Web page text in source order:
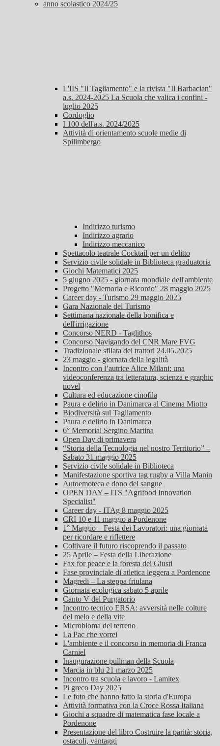
anno scolastico 2024/25
L'IIS "Il Tagliamento" e la rivista "Il Barbacian"
a.s. 2024-2025 La Scuola che valica i confini -
luglio 2025
Cordoglio
I 100 dell'a.s. 2024/2025
Attività di orientamento scuole medie di
Spilimbergo
Indirizzo turismo
Indirizzo agrario
Indirizzo meccanico
Spettacolo teatrale Cocktail per un delitto
Servizio civile solidale in Biblioteca graduatoria
Giochi Matematici 2025
5 giugno 2025 - giornata mondiale dell'ambiente
Progetto "Memoria e Ricordo" 28 maggio 2025
Career day - Turismo 29 maggio 2025
Gara Nazionale del Turismo
Settimana nazionale della bonifica e
dell'irrigazione
Concorso NERD - Taglithos
Concorso Navigando del CNR Mare FVG
Tradizionale sfilata dei trattori 24.05.2025
23 maggio - giornata della legalità
Incontro con l’autrice Alice Milani: una
videoconferenza tra letteratura, scienza e graphic
novel
Cultura ed educazione cinofila
Paura e delirio in Danimarca al Cinema Miotto
Biodiversità sul Tagliamento
Paura e delirio in Danimarca
6° Memorial Sergino Martina
Open Day di primavera
“Storia della Tecnologia nel nostro Territorio” –
Sabato 31 maggio 2025
Servizio civile solidale in Biblioteca
Manifestazione sportiva tag rugby a Villa Manin
Autoemoteca e dono del sangue
OPEN DAY – ITS "Agrifood Innovation
Specialist"
Career day - ITAg 8 maggio 2025
CRI 10 e 11 maggio a Pordenone
1° Maggio – Festa dei Lavoratori: una giornata
per ricordare e riflettere
Coltivare il futuro riscoprendo il passato
25 Aprile – Festa della Liberazione
Fax for peace e la foresta dei Giusti
Fase provinciale di atletica leggera a Pordenone
Magredi – La steppa friulana
Giornata ecologica sabato 5 aprile
Canto V del Purgatorio
Incontro tecnico ERSA: avversità nelle colture
del melo e della vite
Microbioma del terreno
La Pac che vorrei
L'ambiente e il concorso in memoria di Franca
Carniel
Inaugurazione pullman della Scuola
Marcia in blu 21 marzo 2025
Incontro tra scuola e lavoro - Lamitex
Pi greco Day 2025
Le foto che hanno fatto la storia d'Europa
Attività formativa con la Croce Rossa Italiana
Giochi a squadre di matematica fase locale a
Pordenone
Presentazione del libro Costruire la parità: storia,
ostacoli, vantaggi